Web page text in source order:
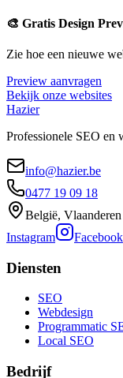
🎨 Gratis Design
Zie hoe een nieuwe
Preview aanvragen
Bekijk onze websites
Hazier
Professionele SEO en
info@hazier.be
0477 19 09 18
België, Vlaanderen
Instagram
Facebook
Diensten
SEO
Webdesign
Programmatic
Local SEO
Bedrijf